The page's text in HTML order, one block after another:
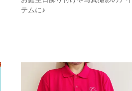
テムに♪